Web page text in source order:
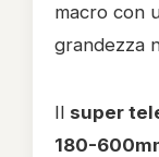
macro con
grandezza
Il super
180-